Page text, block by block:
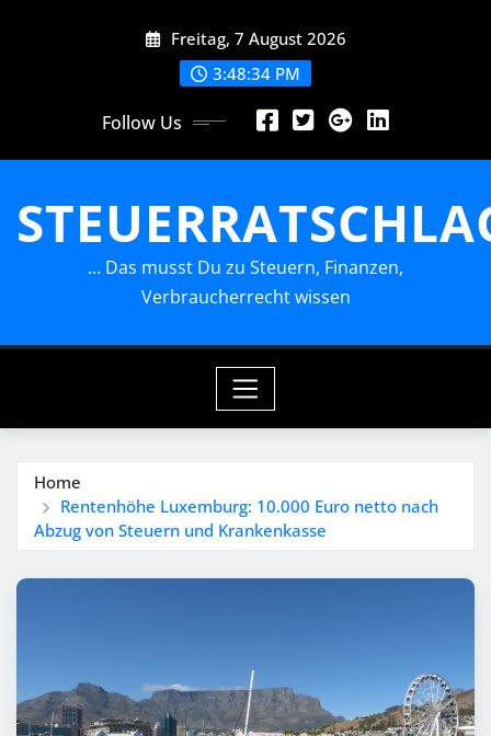
Freitag, 7 August 2026
3:48:35 PM
Follow Us
… Das musst Du zu Steuern, Finanzen,
Verbraucherrecht wissen
Home
Rentenhöhe Luxemburg: 10.000 Euro netto nach
Abzug von Steuern und Krankenkasse